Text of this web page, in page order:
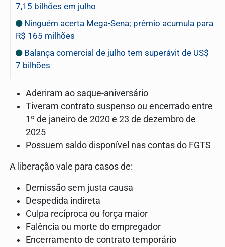
7,15 bilhões em julho
Ninguém acerta Mega-Sena; prêmio acumula para
R$ 165 milhões
Balança comercial de julho tem superávit de US$
7 bilhões
Aderiram ao saque-aniversário
Tiveram contrato suspenso ou encerrado entre
1º de janeiro de 2020 e 23 de dezembro de
2025
Possuem saldo disponível nas contas do FGTS
A liberação vale para casos de:
Demissão sem justa causa
Despedida indireta
Culpa recíproca ou força maior
Falência ou morte do empregador
Encerramento de contrato temporário